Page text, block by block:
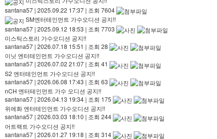
santana57 | 2025.09.22 17:37 | 조회 7604
SM엔터테인먼트 가수오디션 공지!!
santana57 | 2025.09.12 18:53 | 조회 7703
미스틱스토리 가수오디션 공지!!
santana57 | 2026.07.18 15:51 | 조회 28
이닛 엔터테인먼트 가수오디션 공지!!
santana57 | 2026.07.02 21:07 | 조회 41
S2 엔터테인먼트 가수오디션 공지!!
santana57 | 2026.06.08 17:43 | 조회 63
nCH 엔터테인먼트 가수 오디션 공지!!
santana57 | 2026.04.13 19:34 | 조회 175
위에화 엔터테인먼트 가수오디션 공지!!
santana57 | 2026.03.03 18:10 | 조회 244
어트랙트 가수오디션 공지!!
santana57 | 2026.01.27 19:18 | 조회 314